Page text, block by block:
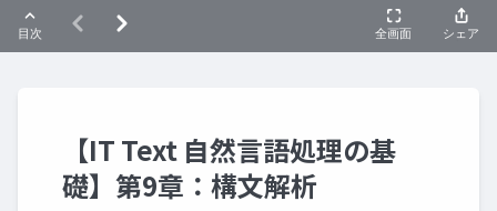
【IT Text 自然言語処理の基
礎】第9章：構文解析